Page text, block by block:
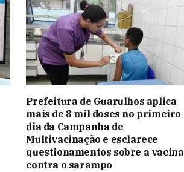
Prefeitura de Guarulhos aplica
mais de 8 mil doses no primeiro
dia da Campanha de
Multivacinação e esclarece
questionamentos sobre a vacina
contra o sarampo